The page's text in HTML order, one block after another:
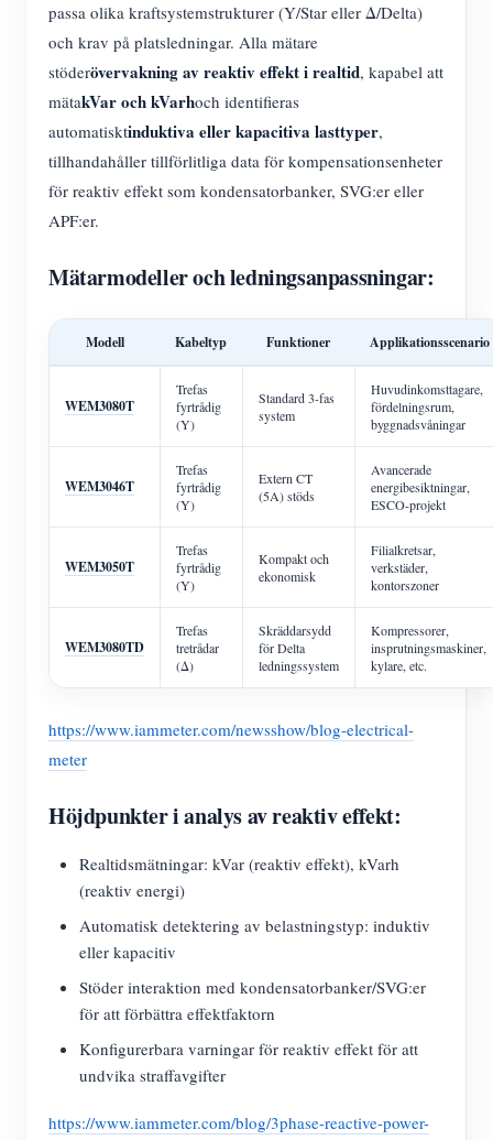
passa olika kraftsystemstrukturer (Y/Star eller Δ/Delta)
och krav på platsledningar. Alla mätare
stöderövervakning av reaktiv effekt i realtid, kapabel att
mätakVar och kVarhoch identifieras
automatisktinduktiva eller kapacitiva lasttyper,
tillhandahåller tillförlitliga data för kompensationsenheter
för reaktiv effekt som kondensatorbanker, SVG:er eller
APF:er.
Mätarmodeller och ledningsanpassningar:
Modell Kabeltyp Funktioner Applikationsscenario
WEM3080T
Trefas
fyrtrådig
(Y)
Standard 3-fas
system
Huvudinkomsttagare,
fördelningsrum,
byggnadsvåningar
WEM3046T
Trefas
fyrtrådig
(Y)
Extern CT
(5A) stöds
Avancerade
energibesiktningar,
ESCO-projekt
WEM3050T
Trefas
fyrtrådig
(Y)
Kompakt och
ekonomisk
Filialkretsar,
verkstäder,
kontorszoner
WEM3080TD
Trefas
tretrådar
(Δ)
Skräddarsydd
för Delta
ledningssystem
Kompressorer,
insprutningsmaskiner,
kylare, etc.
https://www.iammeter.com/newsshow/blog-electrical-
meter
Höjdpunkter i analys av reaktiv effekt:
Realtidsmätningar: kVar (reaktiv effekt), kVarh
(reaktiv energi)
Automatisk detektering av belastningstyp: induktiv
eller kapacitiv
Stöder interaktion med kondensatorbanker/SVG:er
för att förbättra effektfaktorn
Konfigurerbara varningar för reaktiv effekt för att
undvika straffavgifter
https://www.iammeter.com/blog/3phase-reactive-power-